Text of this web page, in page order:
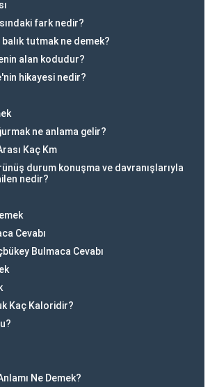
fark nedir?
balık tutmak ne demek?
alan kodudur?
hikayesi nedir?
ne anlama gelir?
Kaç Km
durum konuşma ve davranışlarıyla
nedir?
Cevabı
Bulmaca Cevabı
Kaç Kaloridir?
Ne Demek?